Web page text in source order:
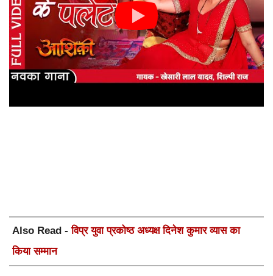
Also Read -विप्र युवा प्रकोष्ठ अध्यक्ष दिनेश कुमार व्यास का
किया सम्मान